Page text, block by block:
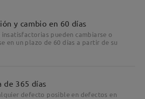
y cambio en 60 días
insatisfactorias pueden cambiarse o
en un plazo de 60 días a partir de su
de 365 días
defecto posible en defectos en